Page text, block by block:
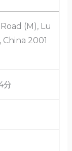
(M), Lu
2001
分